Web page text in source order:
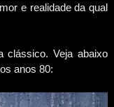
e realidade da qual
clássico. Veja abaixo
anos 80: